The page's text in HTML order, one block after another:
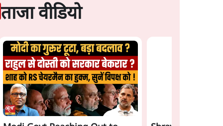
ताजा वीडियो